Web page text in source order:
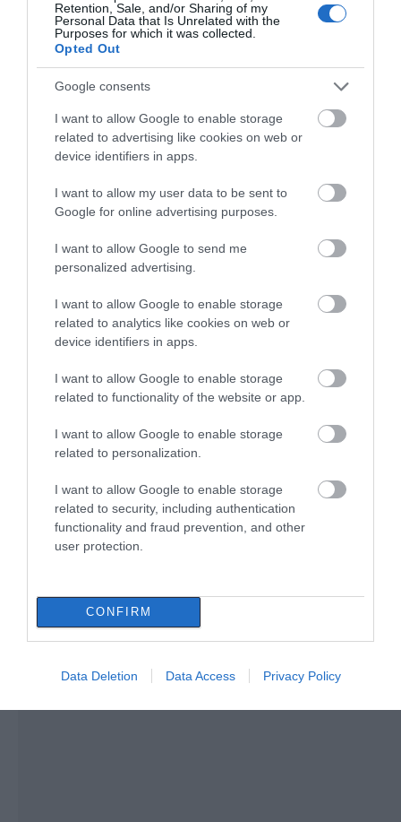
Retention, Sale, and/or Sharing of my
Personal Data that Is Unrelated with the
Purposes for which it was collected.
Opted Out
Google consents
I want to allow Google to enable storage
related to advertising like cookies on web or
device identifiers in apps.
I want to allow my user data to be sent to
Google for online advertising purposes.
I want to allow Google to send me
personalized advertising.
I want to allow Google to enable storage
related to analytics like cookies on web or
device identifiers in apps.
I want to allow Google to enable storage
related to functionality of the website or app.
I want to allow Google to enable storage
related to personalization.
I want to allow Google to enable storage
related to security, including authentication
functionality and fraud prevention, and other
user protection.
CONFIRM
Data Deletion Data Access Privacy Policy
09.08.2026 | 09:00
Εορτολόγιο: Ποιοι γιορτάζουν
σήμερα, Κυριακή 9 Αυγούστου
Καιρός: Καύσωνας και πολλά
09.08.2026 | 08:20
«Κόκκινος» συναγερμός σήμερα
στην Εύβοια – Τι απαγορεύεται
Φωτιά στην Εύβοια σε ξερά χόρτα
09.08.2026 | 00:10
Ρίγη συγκίνησης στην Εύβοια! Η
Ιερά Μονή Οσίου Δαυΐδ έλαμψε
Μεταμορφώσεως
08.08.2026 | 21:00
φιλικό σήμερα για νέα
αγωνιστική περίοδο –
Εύβοιας εξέδωσε
ανακοίνωση για το
κεφάλι του Αταμάν –
Βίντεο από τη Σύμη
αγιασμό ο
Μητροπολίτης – Η
κίνηση του κ.
γήπεδο που συγκίνησε